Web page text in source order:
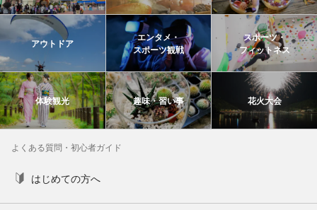
アウトドア
エンタメ・
スポーツ観戦
スポーツ・
フィットネス
体験観光 趣味・習い事 花火大会
よくある質問・初心者ガイド
はじめての方へ